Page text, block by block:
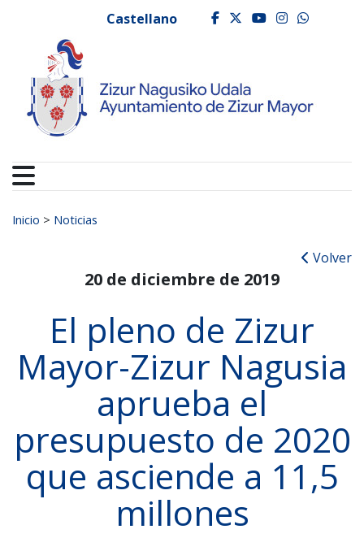
Ayuntamiento de
Castellano facebook
twitter
youtube
Buscar:
Inicio > Noticias
Volver
20 de diciembre de 2019
El pleno de Zizur
Mayor-Zizur Nagusia
aprueba el
presupuesto de 2020
que asciende a 11,5
millones